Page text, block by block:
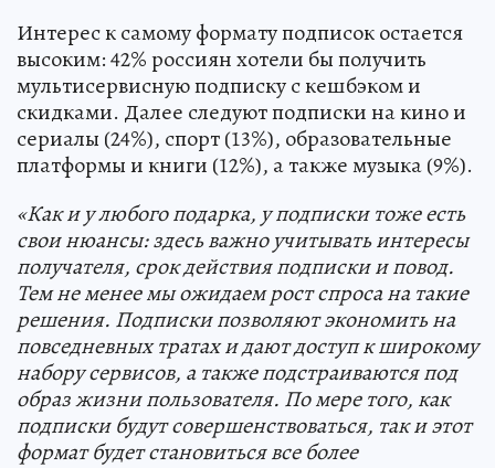
Интерес к самому формату подписок остается
высоким: 42% россиян хотели бы получить
мультисервисную подписку с кешбэком и
скидками. Далее следуют подписки на кино и
сериалы (24%), спорт (13%), образовательные
платформы и книги (12%), а также музыка (9%).
«Как и у любого подарка, у подписки тоже есть
свои нюансы: здесь важно учитывать интересы
получателя, срок действия подписки и повод.
Тем не менее мы ожидаем рост спроса на такие
решения. Подписки позволяют экономить на
повседневных тратах и дают доступ к широкому
набору сервисов, а также подстраиваются под
образ жизни пользователя. По мере того, как
подписки будут совершенствоваться, так и этот
формат будет становиться все более